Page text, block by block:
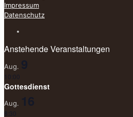
Impressum
Datenschutz
Anstehende Veranstaltungen
Aug. 9
10:00
Gottesdienst
Aug. 16
8:30